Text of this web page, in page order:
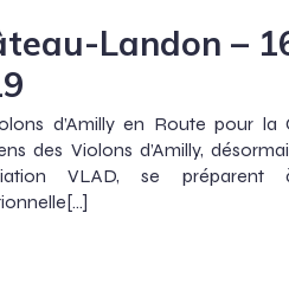
Landon –
d’Amilly en Route pour la
des Violons d’Amilly,
VLAD, se